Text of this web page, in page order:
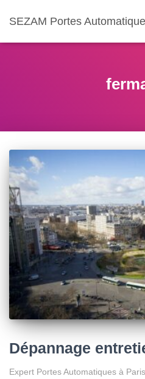
SEZAM Portes
Dépannage
Expert Portes Automatiques à